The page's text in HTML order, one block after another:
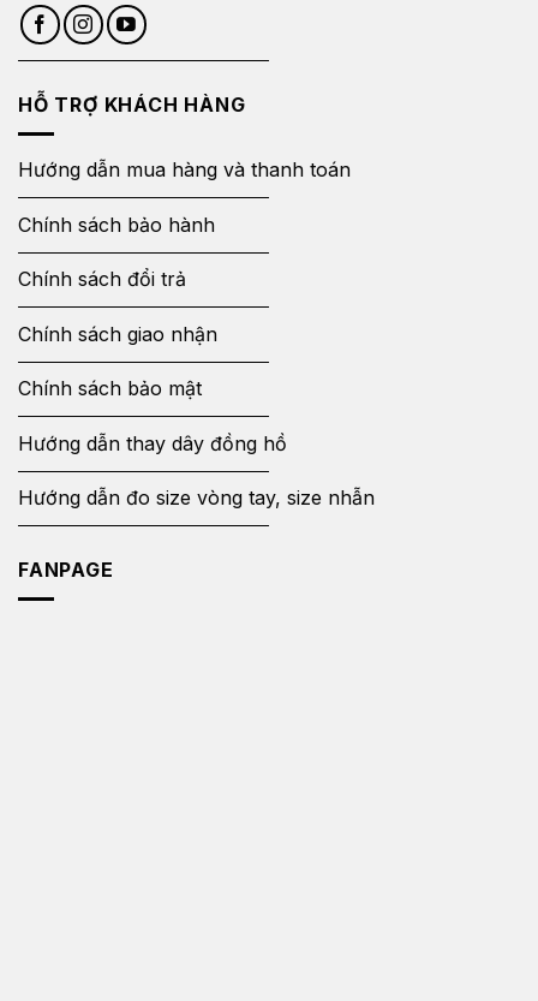
HỖ TRỢ KHÁCH HÀNG
Hướng dẫn mua hàng và thanh toán
Chính sách bảo hành
Chính sách đổi trả
Chính sách giao nhận
Chính sách bảo mật
Hướng dẫn thay dây đồng hồ
Hướng dẫn đo size vòng tay, size nhẫn
FANPAGE